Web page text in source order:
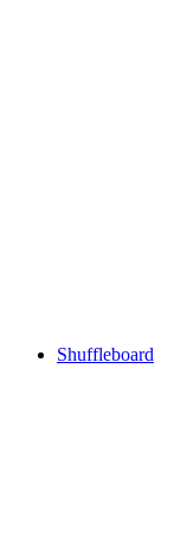
Shuffleboard